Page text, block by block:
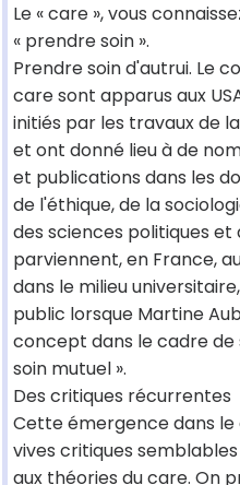
Le « care », vous
« prendre soin ».
Prendre soin d'autrui. Le
care sont apparus aux
initiés par les travaux de
et ont donné lieu à de
et publications dans les
de l'éthique, de la
des sciences politiques et
parviennent, en France,
dans le milieu
public lorsque Martine
concept dans le cadre de
soin mutuel ».
Des critiques récurrentes
Cette émergence dans
vives critiques
aux théories du care. On